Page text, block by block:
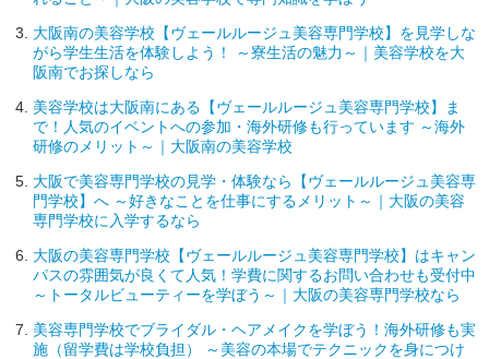
大阪南の美容学校【ヴェールルージュ美容専門学校】を見学しな
がら学生生活を体験しよう！ ～寮生活の魅力～｜美容学校を大
阪南でお探しなら
美容学校は大阪南にある【ヴェールルージュ美容専門学校】ま
で！人気のイベントへの参加・海外研修も行っています ～海外
研修のメリット～｜大阪南の美容学校
大阪で美容専門学校の見学・体験なら【ヴェールルージュ美容専
門学校】へ ～好きなことを仕事にするメリット～｜大阪の美容
専門学校に入学するなら
大阪の美容専門学校【ヴェールルージュ美容専門学校】はキャン
パスの雰囲気が良くて人気！学費に関するお問い合わせも受付中
～トータルビューティーを学ぼう～｜大阪の美容専門学校なら
美容専門学校でブライダル・ヘアメイクを学ぼう！海外研修も実
施（留学費は学校負担） ～美容の本場でテクニックを身につけ